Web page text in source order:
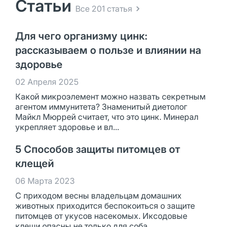
Статьи Все 201 статья
Для чего организму цинк:
рассказываем о пользе и влиянии на
здоровье
02 Апреля 2025
Какой микроэлемент можно назвать секретным
агентом иммунитета? Знаменитый диетолог
Майкл Мюррей считает, что это цинк. Минерал
укрепляет здоровье и вл...
5 Способов защиты питомцев от
клещей
06 Марта 2023
С приходом весны владельцам домашних
животных приходится беспокоиться о защите
питомцев от укусов насекомых. Иксодовые